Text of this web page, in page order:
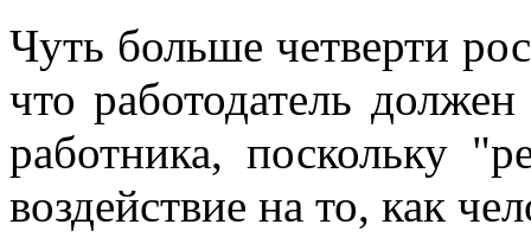
Чуть больше четверти
что работодатель
работника, поскольку
воздействие на то, как